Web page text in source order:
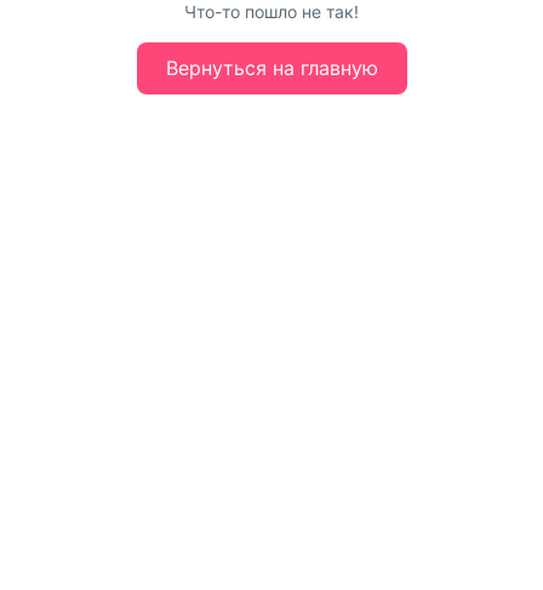
Что-то пошло не так!
Вернуться на главную